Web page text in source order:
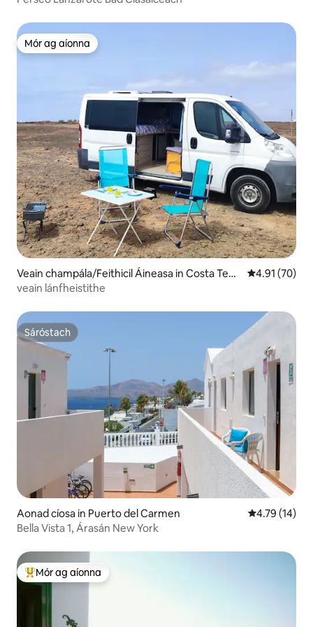
Mór ag aíonna
Mór ag aíonna
Veain champála/Feithicil Áineasa in Costa Tegu
ise
Meánrátáil
4.91 (70)
veain lánfheistithe
Sáróstach
Sáróstach
Aonad cíosa in Puerto del Carmen Meánrátáil
4.79 (14)
Bella Vista 1, Árasán New York
An-mhór ag aíonna
Mór ag aíonna